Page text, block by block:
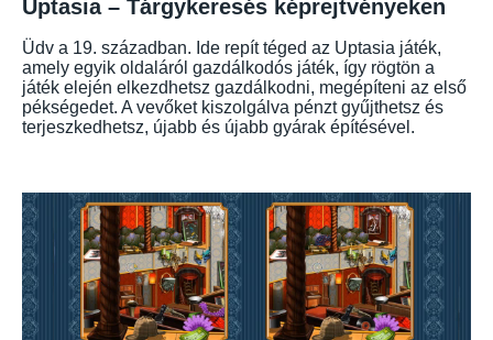
Uptasia – Tárgykeresés képrejtvényeken
Üdv a 19. században. Ide repít téged az Uptasia játék,
amely egyik oldaláról gazdálkodós játék, így rögtön a
játék elején elkezdhetsz gazdálkodni, megépíteni az első
pékségedet. A vevőket kiszolgálva pénzt gyűjthetsz és
terjeszkedhetsz, újabb és újabb gyárak építésével.